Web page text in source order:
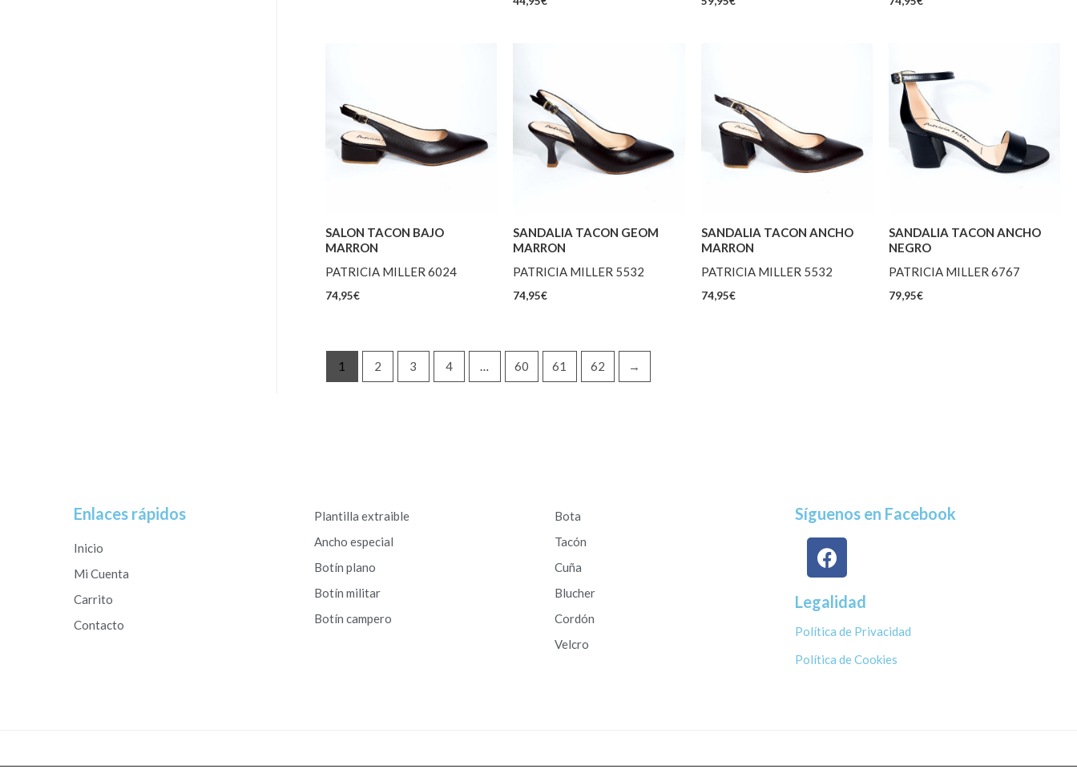
SALON TACON BAJO
MARRON
PATRICIA MILLER 6024
74,95€
SANDALIA TACON GEOM
MARRON
PATRICIA MILLER 5532
74,95€
SANDALIA TACON ANCHO
MARRON
PATRICIA MILLER 5532
74,95€
SANDALIA TACON ANCHO
NEGRO
PATRICIA MILLER 6767
79,95€
1 2 3 4 … 60 61 62 →
Enlaces rápidos
Inicio
Mi Cuenta
Carrito
Contacto
Plantilla extraible
Ancho especial
Botín plano
Botín militar
Botín campero
Bota
Tacón
Cuña
Blucher
Cordón
Velcro
Síguenos en Facebook
Legalidad
Política de Privacidad
Política de Cookies